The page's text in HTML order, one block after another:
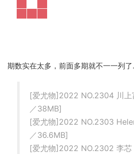
期数实在太多，前面多期就不一一列
[爱尤物]2022 NO.2304 川
／38MB]
[爱尤物]2022 NO.2303
／36.6MB]
[爱尤物]2022 NO.2302 李芯